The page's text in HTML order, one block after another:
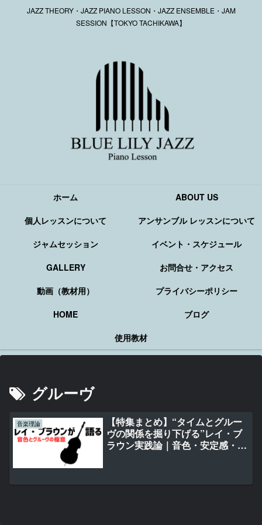
JAZZ THEORY・JAZZ PIANO LESSON・JAZZ ENSEMBLE・JAM
SESSION【TOKYO TACHIKAWA】
ホーム
ABOUT US
個人レッスンについて
アンサンブル レッスンについて
ジャムセッション
イベント・スケジュール
GALLERY
お問合せ・アクセス
動画（教材用）
プライバシーポリシー
HOME
ブログ
使用教材
グルーヴ
音楽理論
【特集まとめ】“タイムとグルー
ヴの関係を掘り下げる”レイ・ブ
ラウン実践論｜音色・安定感・信